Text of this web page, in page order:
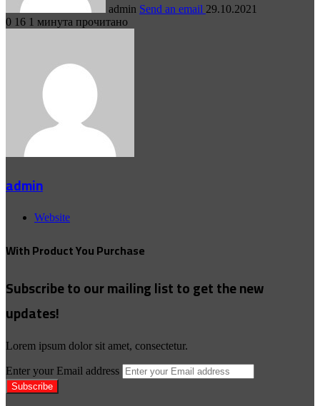
admin Send an email 29.10.2021
0 16 1 минута прочитано
admin
Website
With Product You Purchase
Subscribe to our mailing list to get the new
updates!
Lorem ipsum dolor sit amet, consectetur.
Enter your Email address